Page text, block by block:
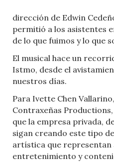
dirección de Edwin
permitió a los asistentes
de lo que fuimos y lo que
El musical hace un
Istmo, desde el
nuestros días.
Para Ivette Chen
Contraxeñas
que la empresa privada,
sigan creando este tipo
artística que representan
entretenimiento y